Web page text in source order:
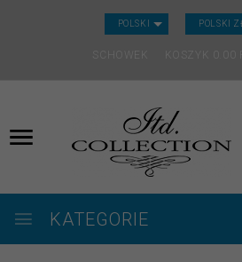
POLSKI POLSKI
SCHOWEK KOSZYK
KATEGORIE